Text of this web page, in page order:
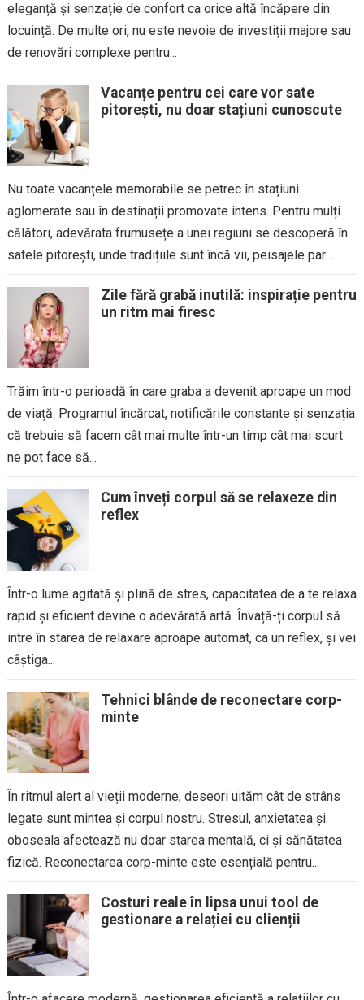
eleganță și senzație de confort ca orice altă încăpere din
locuință. De multe ori, nu este nevoie de investiții majore sau
de renovări complexe pentru...
Vacanțe pentru cei care vor sate
pitorești, nu doar stațiuni cunoscute
Nu toate vacanțele memorabile se petrec în stațiuni
aglomerate sau în destinații promovate intens. Pentru mulți
călători, adevărata frumusețe a unei regiuni se descoperă în
satele pitorești, unde tradițiile sunt încă vii, peisajele par
Zile fără grabă inutilă: inspirație pentru
un ritm mai firesc
Trăim într-o perioadă în care graba a devenit aproape un mod
de viață. Programul încărcat, notificările constante și senzația
că trebuie să facem cât mai multe într-un timp cât mai scurt
ne pot face să...
Cum înveți corpul să se relaxeze din
reflex
Într-o lume agitată și plină de stres, capacitatea de a te relaxa
rapid și eficient devine o adevărată artă. Învață-ți corpul să
intre în starea de relaxare aproape automat, ca un reflex, și vei
câștiga...
Tehnici blânde de reconectare corp-
minte
În ritmul alert al vieții moderne, deseori uităm cât de strâns
legate sunt mintea și corpul nostru. Stresul, anxietatea și
oboseala afectează nu doar starea mentală, ci și sănătatea
fizică. Reconectarea corp-minte este esențială pentru...
Costuri reale în lipsa unui tool de
gestionare a relației cu clienții